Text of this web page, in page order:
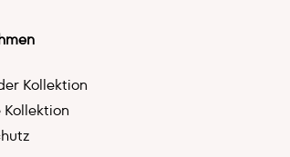
Kollektion